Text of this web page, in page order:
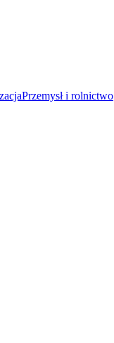
Przemysł i rolnictwo